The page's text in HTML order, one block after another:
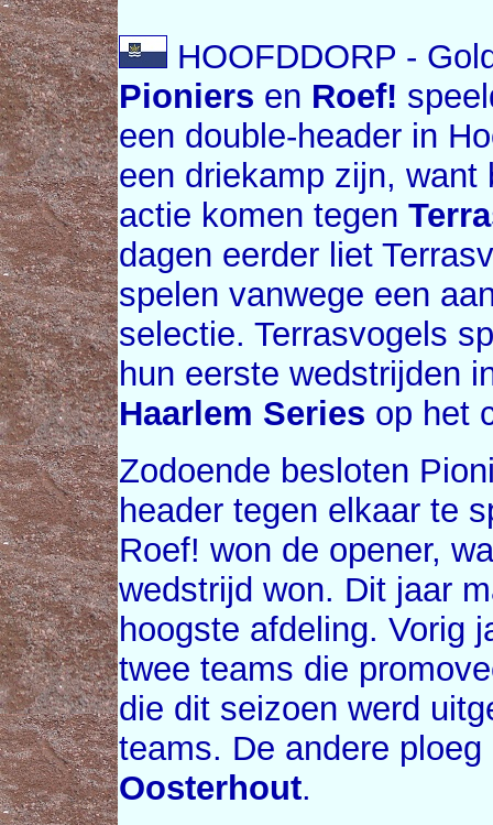
HOOFDDORP -
Pioniers en Roef!
een double-header in
een driekamp zijn,
actie komen tegen
dagen eerder liet
spelen vanwege een
selectie. Terrasvogels
hun eerste wedstrijden
Haarlem Series op het
Zodoende besloten
header tegen elkaar te
Roef! won de opener,
wedstrijd won. Dit jaar
hoogste afdeling. Vorig
twee teams die
die dit seizoen werd
teams. De andere
Oosterhout.